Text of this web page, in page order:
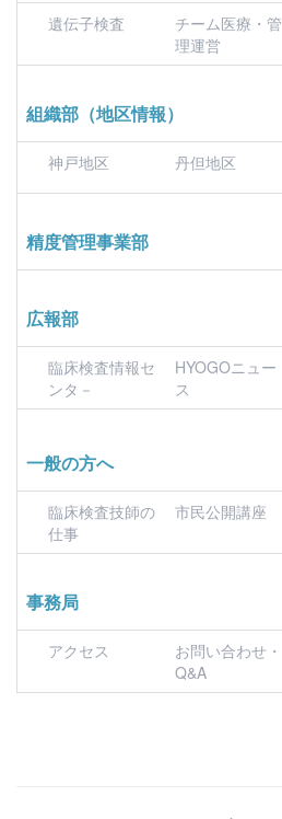
遺伝子検査
チーム医療・管
理運営
組織部（地区情報）
神戸地区 丹但地区
精度管理事業部
広報部
臨床検査情報セ
ンタ－
HYOGOニュー
ス
一般の方へ
臨床検査技師の
仕事
市民公開講座
事務局
アクセス
お問い合わせ・
Q&A